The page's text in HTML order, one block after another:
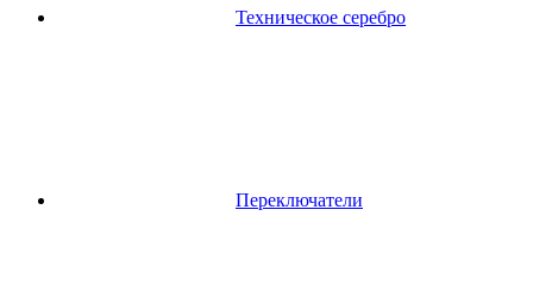
Техническое серебро
Переключатели